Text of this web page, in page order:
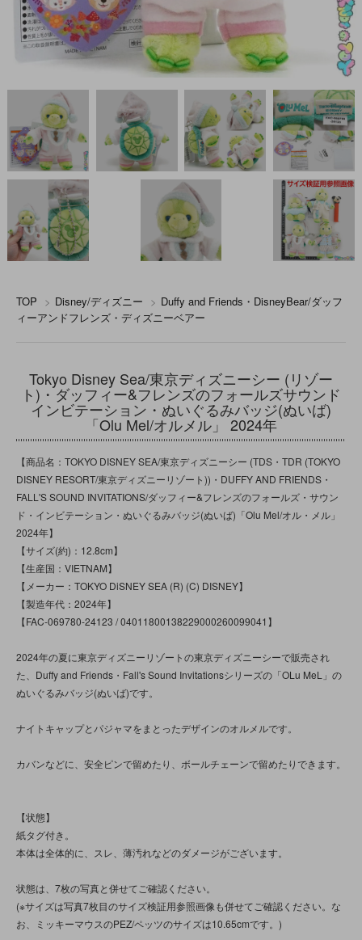
TOP > Disney/ディズニー > Duffy and Friends・DisneyBear/ダッフ
ィーアンドフレンズ・ディズニーベアー
Tokyo Disney Sea/東京ディズニーシー (リゾー
ト)・ダッフィー&フレンズのフォールズサウンド
インビテーション・ぬいぐるみバッジ(ぬいば)
「Olu Mel/オルメル」 2024年
【商品名：TOKYO DISNEY SEA/東京ディズニーシー (TDS・TDR (TOKYO
DISNEY RESORT/東京ディズニーリゾート))・DUFFY AND FRIENDS・
FALL'S SOUND INVITATIONS/ダッフィー&フレンズのフォールズ・サウン
ド・インビテーション・ぬいぐるみバッジ(ぬいば)「Olu Mel/オル・メル」
2024年】
【サイズ(約)：12.8cm】
【生産国：VIETNAM】
【メーカー：TOKYO DiSNEY SEA (R) (C) DISNEY】
【製造年代：2024年】
【FAC-069780-24123 / 04011800138229000260099041】
2024年の夏に東京ディズニーリゾートの東京ディズニーシーで販売され
た、Duffy and Friends・Fall's Sound Invitationsシリーズの「OLu MeL」の
ぬいぐるみバッジ(ぬいば)です。
ナイトキャップとパジャマをまとったデザインのオルメルです。
カバンなどに、安全ピンで留めたり、ボールチェーンで留めたりできます。
【状態】
紙タグ付き。
本体は全体的に、スレ、薄汚れなどのダメージがございます。
状態は、7枚の写真と併せてご確認ください。
(※サイズは写真7枚目のサイズ検証用参照画像も併せてご確認ください。な
お、ミッキーマウスのPEZ/ペッツのサイズは10.65cmです。)